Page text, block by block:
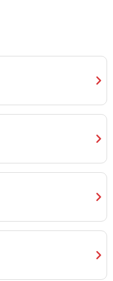
chevron_right
chevron_right
chevron_right
chevron_right